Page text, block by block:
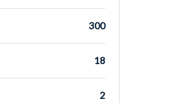
300
18
2